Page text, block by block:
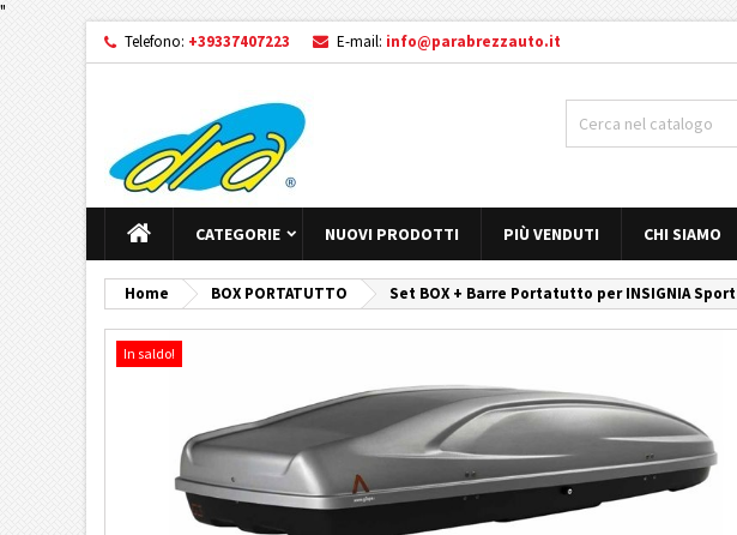
"
Telefono: +39337407223 E-mail: info@parabrezzauto.it
CATEGORIE NUOVI PRODOTTI PIÙ VENDUTI CHI SIAMO
Home BOX PORTATUTTO Set BOX + Barre Portatutto per INSIGNIA
In saldo!